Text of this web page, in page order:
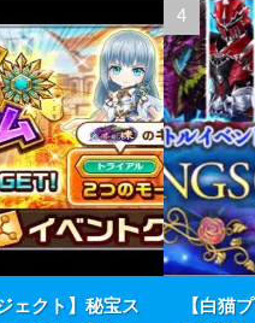
ェクト】秘宝ス
【白猫